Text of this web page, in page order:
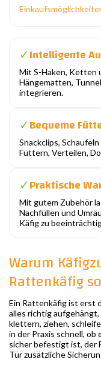
✓Intelligente
Mit S-Haken, Ketten
Hängematten,
integrieren.
✓Bequeme
Snackclips,
Füttern, Verteilen,
✓Praktische
Mit gutem Zubehör
Nachfüllen und
Käfig zu
Warum
Rattenkäfig
Ein Rattenkäfig ist erst
alles richtig
klettern, ziehen,
in der Praxis schnell,
sicher befestigt ist, der
Tür zusätzliche